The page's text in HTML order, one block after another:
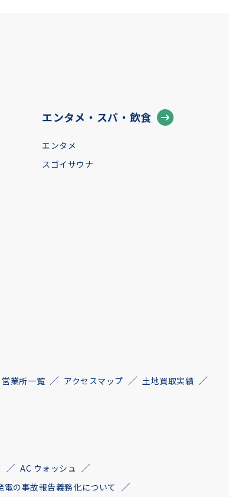
エンタメ・スパ・飲食
エンタメ
スゴイサウナ
業所一覧 アクセスマップ
土地買取実績
AC ウォッシュ
電の事故報告義務化について